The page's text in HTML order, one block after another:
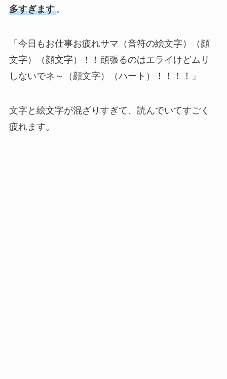
多すぎます。
「今日もお仕事お疲れサマ（音符の絵文字）（顔
文字）（顔文字）！！頑張るのはエライけどムリ
しないでネ～（顔文字）（ハート）！！！！」
文字と絵文字が混ざりすぎて、読んでいてすごく
疲れます。